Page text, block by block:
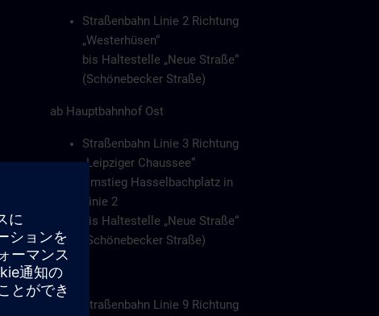
Straßenbahn Linie 2 Richtung
„Westerhüsen“
bis Haltestelle „Neue Straße“
(Schönebecker Straße)
ab Hauptbahnhof Ost
Straßenbahn Linie 3 Richtung
„Leipziger Chaussee“
Umstieg Hasselbachplatz in
Linie 2
bis Haltestelle „Neue Straße“
(Schönebecker Straße)
oder
Straßenbahn Linie 9 Richtung